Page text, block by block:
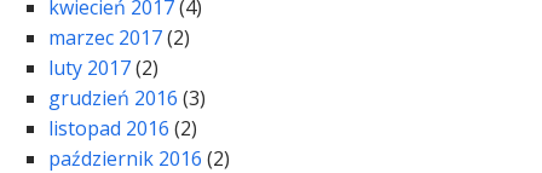
kwiecień 2017(4)
marzec 2017(2)
luty 2017(2)
grudzień 2016 (3)
listopad 2016 (2)
październik 2016 (2)